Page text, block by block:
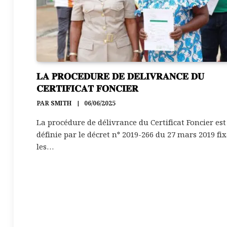
𝐋𝐀 𝐏𝐑𝐎𝐂𝐄𝐃𝐔𝐑𝐄 𝐃𝐄 𝐃𝐄𝐋𝐈𝐕𝐑𝐀𝐍𝐂𝐄 𝐃𝐔
𝐂𝐄𝐑𝐓𝐈𝐅𝐈𝐂𝐀𝐓 𝐅𝐎𝐍𝐂𝐈𝐄𝐑
PAR SMITH 06/06/2025
La procédure de délivrance du Certificat Foncier est
définie par le décret n° 2019-266 du 27 mars 2019
les…